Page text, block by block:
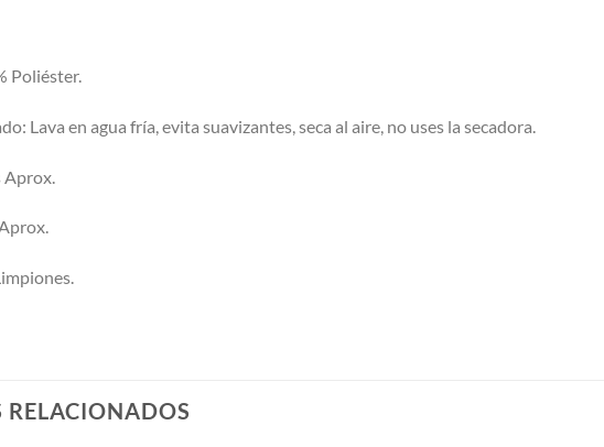
Poliéster.
Lava en agua fría, evita suavizantes, seca al aire, no uses la secadora.
RELACIONADOS